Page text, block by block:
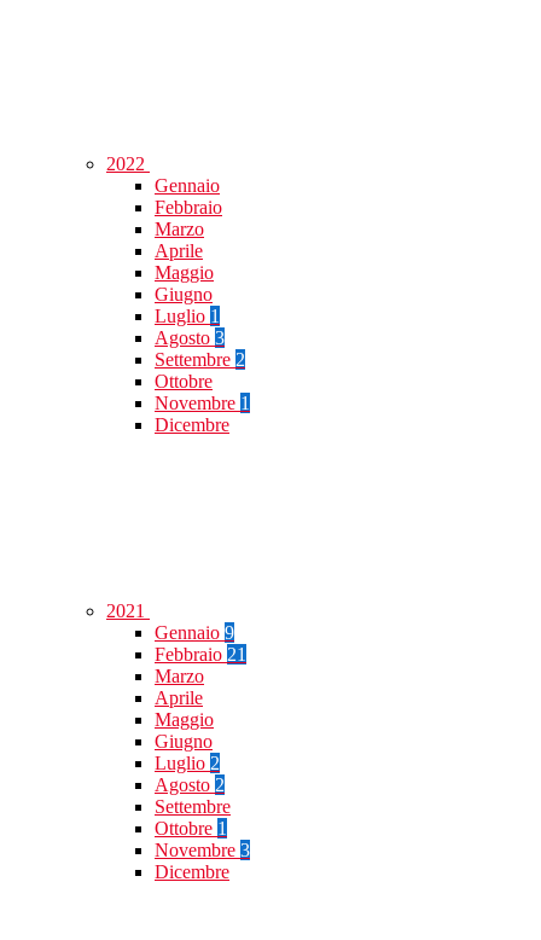
2022
Gennaio
Febbraio
Marzo
Aprile
Maggio
Giugno
Luglio 1
Agosto 3
Settembre 2
Ottobre
Novembre 1
Dicembre
2021
Gennaio 9
Febbraio 21
Marzo
Aprile
Maggio
Giugno
Luglio 2
Agosto 2
Settembre
Ottobre 1
Novembre 3
Dicembre